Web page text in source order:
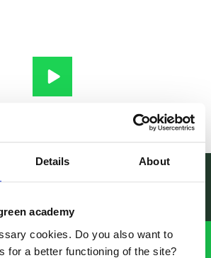
Details About
academy
cookies. Do you also want to
for a better functioning of the site?
Applied Geo-Information
over de
& Visualisatie